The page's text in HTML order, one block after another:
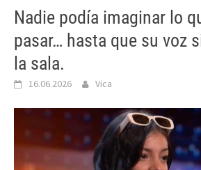
Nadie podía imaginar lo
pasar… hasta que su voz
la sala.
16.06.2026 Vica